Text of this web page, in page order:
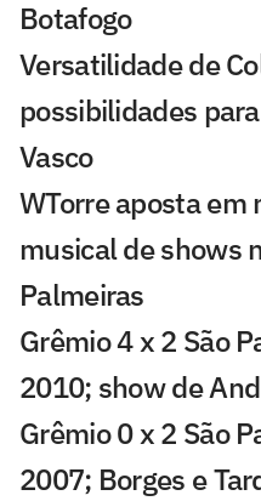
Botafogo
Versatilidade de
possibilidades
Vasco
WTorre aposta em
musical de shows
Palmeiras
Grêmio 4 x 2 São
2010; show de
Grêmio 0 x 2 São
2007; Borges e